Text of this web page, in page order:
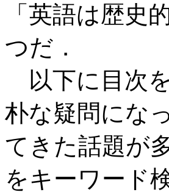
「英語は歴史
つだ．
以下に目次
朴な疑問にな
てきた話題が
をキーワード